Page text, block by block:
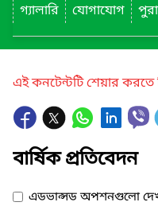
গ্যালারি
যোগাযোগ
এই কনটেন্টটি শেয়ার
বার্ষিক প্রতিবেদন
এডভান্সড অপশনগুলো